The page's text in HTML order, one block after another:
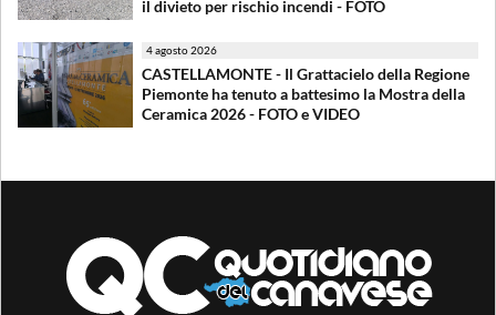
il divieto per rischio incendi - FOTO
4 agosto 2026
CASTELLAMONTE - Il Grattacielo della Regione
Piemonte ha tenuto a battesimo la Mostra della
Ceramica 2026 - FOTO e VIDEO